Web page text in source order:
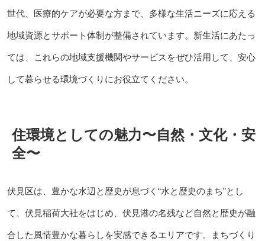
世代、医療的ケアが必要な方まで、多様な生活ニーズに応える
地域資源とサポート体制が整備されています。新生活にあたっ
ては、これらの地域支援機関やサービスをぜひ活用して、安心
して暮らせる環境づくりにお役立てください。
住環境としての魅力〜自然・文化・安
全〜
伏見区は、豊かな水辺と歴史が息づく“水と歴史のまち”とし
て、伏見稲荷大社をはじめ、伏見港の名残など自然と歴史が融
合した風情豊かな暮らしを実感できるエリアです。まちづくり